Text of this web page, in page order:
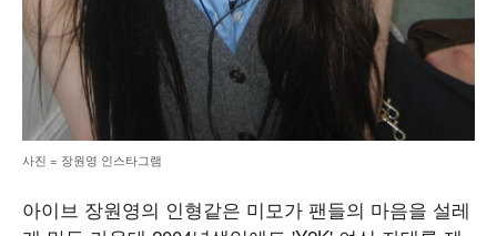
사진 = 장원영 인스타그램
아이브 장원영의 인형같은 미모가 팬들의 마음을 설레